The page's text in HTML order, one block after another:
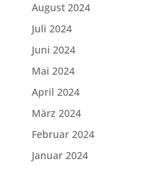
August 2024
Juli 2024
Juni 2024
Mai 2024
April 2024
März 2024
Februar 2024
Januar 2024